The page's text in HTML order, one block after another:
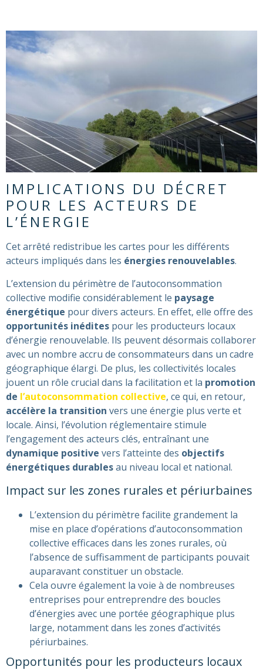
IMPLICATIONS DU DÉCRET
POUR LES ACTEURS DE
L’ÉNERGIE
Cet arrêté redistribue les cartes pour les différents
acteurs impliqués dans les énergies renouvelables.
L’extension du périmètre de l’autoconsommation
collective modifie considérablement le paysage
énergétique pour divers acteurs. En effet, elle offre des
opportunités inédites pour les producteurs locaux
d’énergie renouvelable. Ils peuvent désormais collaborer
avec un nombre accru de consommateurs dans un cadre
géographique élargi. De plus, les collectivités locales
jouent un rôle crucial dans la facilitation et la promotion
de l’autoconsommation collective, ce qui, en retour,
accélère la transition vers une énergie plus verte et
locale. Ainsi, l’évolution réglementaire stimule
l’engagement des acteurs clés, entraînant une
dynamique positive vers l’atteinte des objectifs
énergétiques durablesau niveau local et national.
Impact sur les zones rurales et périurbaines
L’extension du périmètre facilite grandement la
mise en place d’opérations d’autoconsommation
collective efficaces dans les zones rurales, où
l’absence de suffisamment de participants pouvait
auparavant constituer un obstacle​​.
Cela ouvre également la voie à de nombreuses
entreprises pour entreprendre des boucles
d’énergies avec une portée géographique plus
large, notamment dans les zones d’activités
périurbaines​​.
Opportunités pour les producteurs locaux